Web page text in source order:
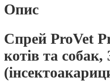
Опис
Спрей ProVet
котів та собак,